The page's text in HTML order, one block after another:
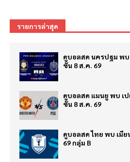
รายการล่าสุด
ดูบอลสด นครปฐม พ
ซั่น 8 ส.ค. 69
ดูบอลสด แมนยู พบ เ
ซั่น 8 ส.ค. 69
ดูบอลสด ไทย พบ เมี
69 กลุ่ม B